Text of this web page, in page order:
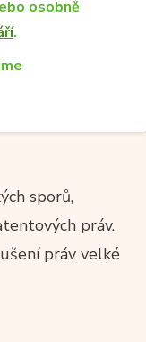
osobně
.
sporů,
práv.
práv velké